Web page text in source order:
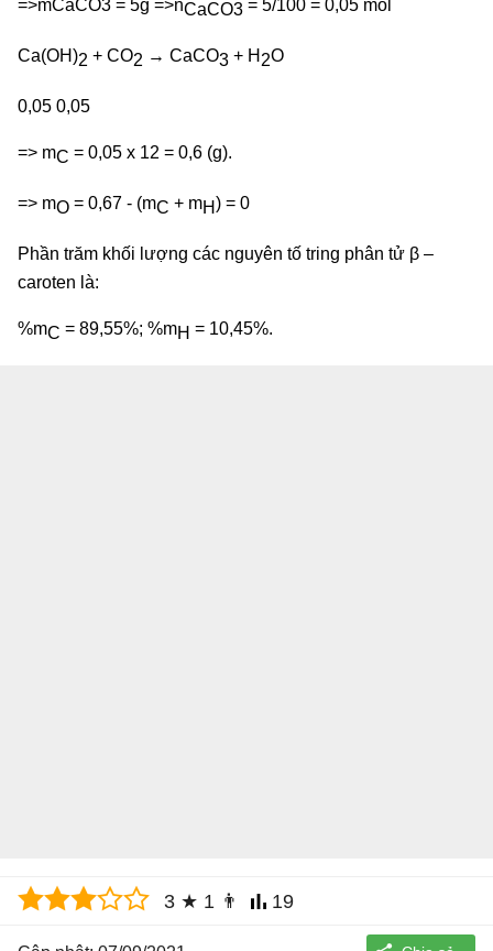
=>mCaCO3 = 5g =>nCaCO3 = 5/100 = 0,05 mol
Ca(OH)2 + CO2 → CaCO3 + H 2O
0,05 0,05
=> mC = 0,05 x 12 = 0,6 (g).
=> mO = 0,67 - (mC + mH) = 0
Phần trăm khối lượng các nguyên tố tring phân tử β –
caroten là:
%mC = 89,55%; %mH = 10,45%.
3 ★ 1 👨 19